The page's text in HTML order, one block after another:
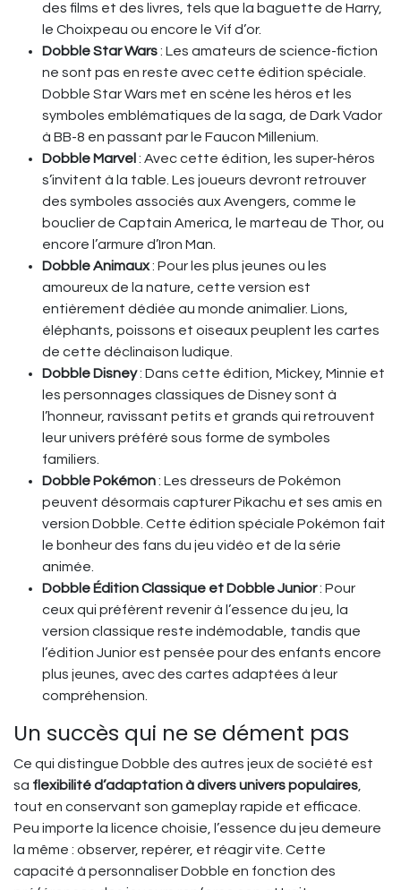
des films et des livres, tels que la baguette de Harry,
le Choixpeau ou encore le Vif d’or.
Dobble Star Wars: Les amateurs de science-fiction
ne sont pas en reste avec cette édition spéciale.
Dobble Star Wars met en scène les héros et les
symboles emblématiques de la saga, de Dark Vador
à BB-8 en passant par le Faucon Millenium.
Dobble Marvel : Avec cette édition, les super-héros
s’invitent à la table. Les joueurs devront retrouver
des symboles associés aux Avengers, comme le
bouclier de Captain America, le marteau de Thor, ou
encore l’armure d’Iron Man.
Dobble Animaux: Pour les plus jeunes ou les
amoureux de la nature, cette version est
entièrement dédiée au monde animalier. Lions,
éléphants, poissons et oiseaux peuplent les cartes
de cette déclinaison ludique.
Dobble Disney: Dans cette édition, Mickey, Minnie et
les personnages classiques de Disney sont à
l’honneur, ravissant petits et grands qui retrouvent
leur univers préféré sous forme de symboles
familiers.
Dobble Pokémon: Les dresseurs de Pokémon
peuvent désormais capturer Pikachu et ses amis en
version Dobble. Cette édition spéciale Pokémon fait
le bonheur des fans du jeu vidéo et de la série
animée.
Dobble Édition Classique et Dobble Junior: Pour
ceux qui préfèrent revenir à l’essence du jeu, la
version classique reste indémodable, tandis que
l’édition Junior est pensée pour des enfants encore
plus jeunes, avec des cartes adaptées à leur
compréhension.
Un succès qui ne se dément pas
Ce qui distingue Dobble des autres jeux de société est
sa flexibilité d’adaptation à divers univers populaires
tout en conservant son gameplay rapide et efficace.
Peu importe la licence choisie, l’essence du jeu demeure
la même : observer, repérer, et réagir vite. Cette
capacité à personnaliser Dobble en fonction des